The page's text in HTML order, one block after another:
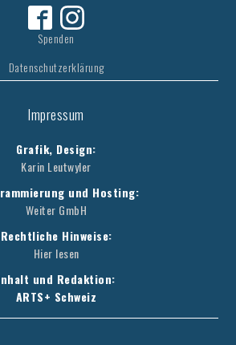
Spenden
Datenschutzerklärung
Impressum
Grafik, Design:
Karin Leutwyler
und Hosting:
Weiter GmbH
Rechtliche Hinweise:
Hier lesen
und Redaktion:
ARTS+ Schweiz